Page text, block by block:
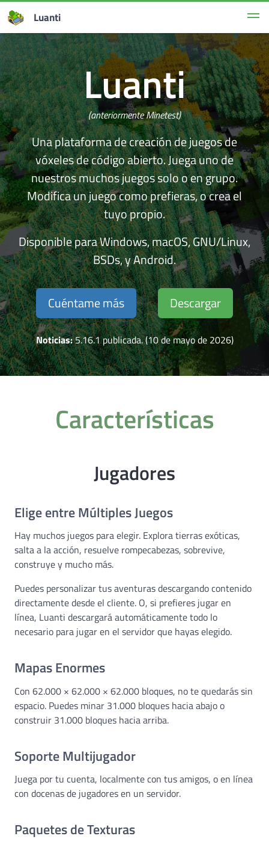
Luanti
Luanti
(anteriormente Minetest)
Una plataforma de creación de juegos de
vóxeles de código abierto. Juega uno de
nuestros muchos juegos solo o en grupo.
Modifica un juego como prefieras, o crea el
tuyo propio.
Disponible para Windows, macOS, GNU/Linux,
BSDs, y Android.
Cuéntame más Descargar
Noticias:5.16.1 publicada. (10 de mayo de 2026)
Características
Jugadores
Elige entre Múltiples Juegos
Hay muchos juegos para elegir. Explora tierras exóticas,
salta a la acción, resuelve rompecabezas, sobrevive,
construye y mucho más.
Puedes personalizar tus aventuras descargando contenido
directamente desde el cliente. O, si prefieres jugar en
línea, Luanti descargará automáticamente todo lo
necesario para jugar en el servidor que hayas elegido.
Mapas Enormes
Con 62.000 × 62.000 × 62.000 bloques, no te quedarás sin
espacio. Puedes minar 31.000 bloques hacia abajo o
construir 31.000 bloques hacia arriba.
Soporte Multijugador
Juega por tu cuenta, localmente con tus amigos, o en línea
con docenas de jugadores en un servidor.
Paquetes de Texturas